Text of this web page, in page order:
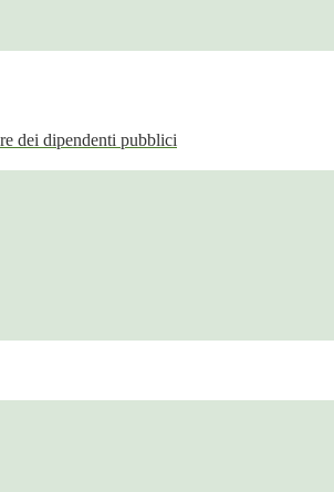
dei dipendenti pubblici